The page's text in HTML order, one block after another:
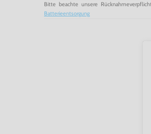
Bitte beachte unsere
Batterieentsorgung